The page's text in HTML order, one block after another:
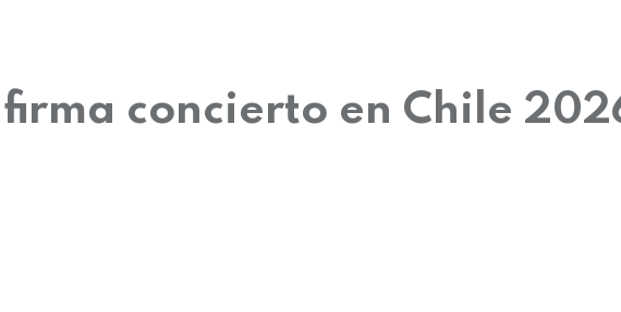
concierto en Chile